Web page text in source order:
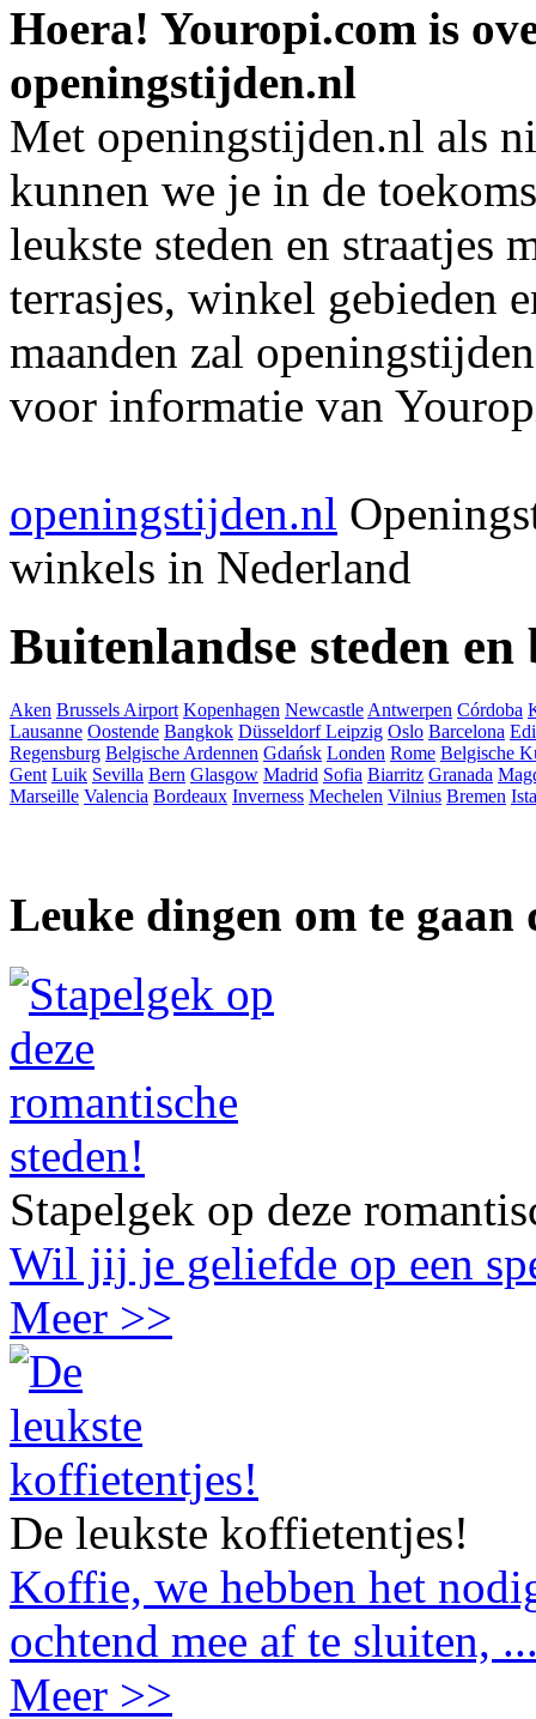
Hoera! Youropi.com is
openingstijden.nl
Met openingstijden.nl als
kunnen we je in de
leukste steden en straatjes
terrasjes, winkel gebieden
maanden zal
voor informatie van
openingstijden.nl
winkels in Nederland
Buitenlandse steden en
Aken Brussels Airport Kopenhagen Newcastle Antwerpen Córdoba
Lausanne Oostende Bangkok DüsseldorfLeipzig Oslo Barcelona
Regensburg Belgische Ardennen Gdańsk Londen Rome Belgische
Gent Luik Sevilla Bern Glasgow Madrid Sofia Biarritz Granada
Marseille Valencia Bordeaux Inverness Mechelen Vilnius Bremen
Leuke dingen om te gaan
Stapelgek op deze
Wil jij je geliefde op een
Meer >>
De leukste koffietentjes!
Koffie, we hebben het
ochtend mee af te sluiten,
Meer >>